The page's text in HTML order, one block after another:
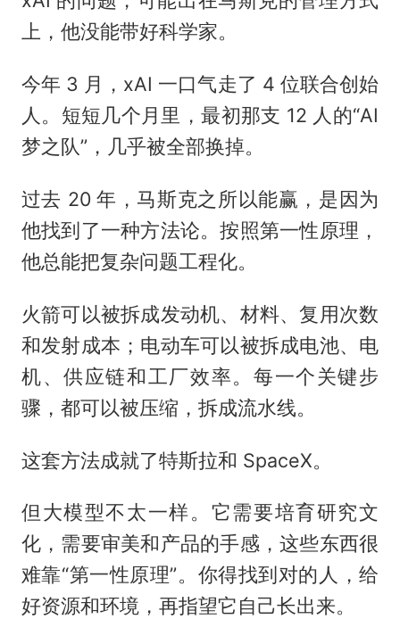
上，他没能带好科学家。
今年 3 月，xAI 一口气走了 4 位联合创始
人。短短几个月里，最初那支 12 人的“AI
梦之队”，几乎被全部换掉。
过去 20 年，马斯克之所以能赢，是因为
他找到了一种方法论。按照第一性原理，
他总能把复杂问题工程化。
火箭可以被拆成发动机、材料、复用次数
和发射成本；电动车可以被拆成电池、电
机、供应链和工厂效率。每一个关键步
骤，都可以被压缩，拆成流水线。
这套方法成就了特斯拉和 SpaceX。
但大模型不太一样。它需要培育研究文
化，需要审美和产品的手感，这些东西很
难靠“第一性原理”。你得找到对的人，给
好资源和环境，再指望它自己长出来。